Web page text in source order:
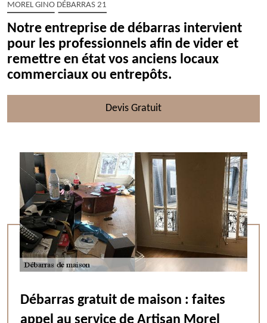
MOREL GINO DÉBARRAS 21
Notre entreprise de débarras intervient
pour les professionnels afin de vider et
remettre en état vos anciens locaux
commerciaux ou entrepôts.
Devis Gratuit
Débarras gratuit de maison : faites
appel au service de Artisan Morel